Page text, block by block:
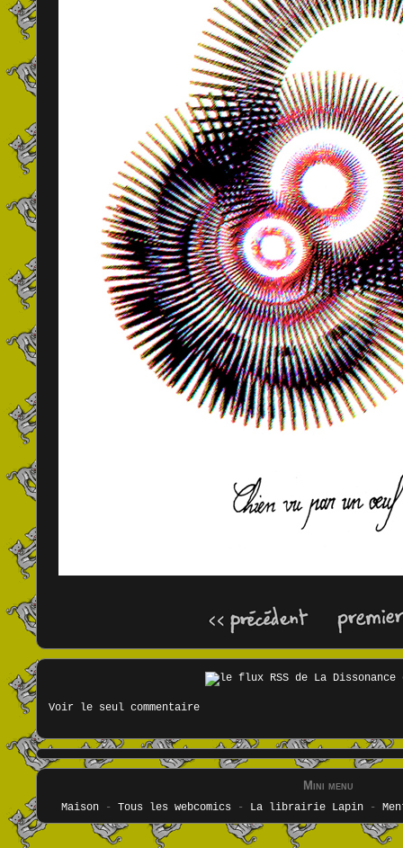
Voir le seul commentaire
Mini menu
Maison- Tous les webcomics - La librairie Lapin-